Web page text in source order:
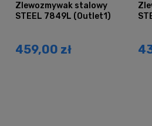
Zlewozmywak stalowy
STEEL 7849L (Outlet1)
459,00 zł